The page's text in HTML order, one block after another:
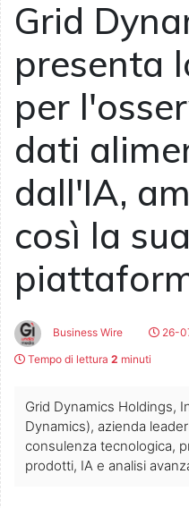
Grid
presenta
per
dati
dall'IA,
così la
Business Wire
26-
Tempo di lettura 2 minuti
Grid Dynamics Holdings,
Dynamics), azienda
consulenza tecnologica,
prodotti, IA e analisi